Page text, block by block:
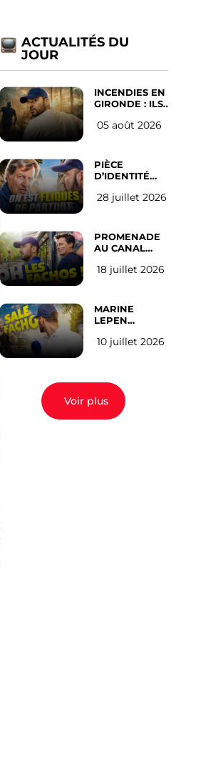
ACTUALITÉS DU
JOUR
INCENDIES EN
GIRONDE : ILS
D’ABANDONNER
05 août 2026
PIÈCE
D’IDENTITÉ
SUR LES
l’avis des
Français
28 juillet 2026
PROMENADE
AU CANAL
(les gauchistes
18 juillet 2026
MARINE
LEPEN
EN 2027 : l’avis
10 juillet 2026
Voir plus